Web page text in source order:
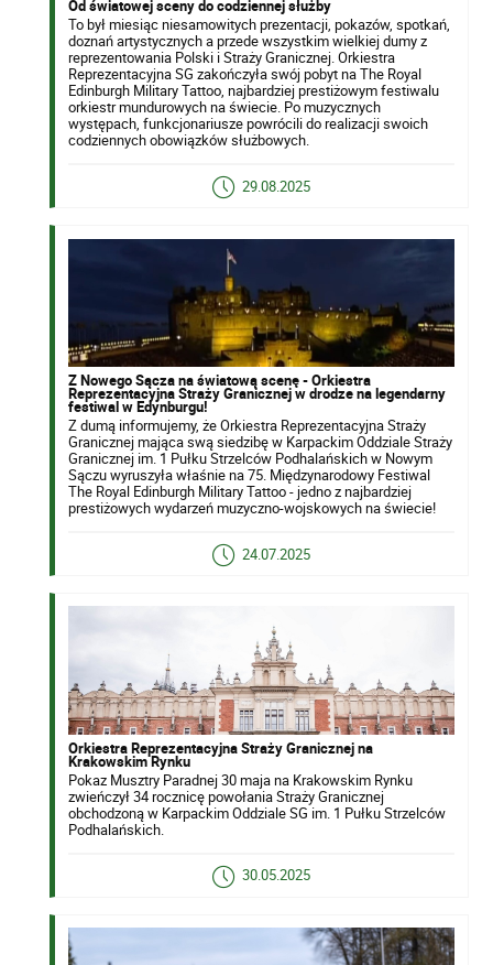
Od światowej sceny do codziennej służby
To był miesiąc niesamowitych prezentacji, pokazów, spotkań,
doznań artystycznych a przede wszystkim wielkiej dumy z
reprezentowania Polski i Straży Granicznej. Orkiestra
Reprezentacyjna SG zakończyła swój pobyt na The Royal
Edinburgh Military Tattoo, najbardziej prestiżowym festiwalu
orkiestr mundurowych na świecie. Po muzycznych
występach, funkcjonariusze powrócili do realizacji swoich
codziennych obowiązków służbowych.
29.08.2025
Z Nowego Sącza na światową scenę - Orkiestra
Reprezentacyjna Straży Granicznej w drodze na legendarny
festiwal w Edynburgu!
Z dumą informujemy, że Orkiestra Reprezentacyjna Straży
Granicznej mająca swą siedzibę w Karpackim Oddziale Straży
Granicznej im. 1 Pułku Strzelców Podhalańskich w Nowym
Sączu wyruszyła właśnie na 75. Międzynarodowy Festiwal
The Royal Edinburgh Military Tattoo - jedno z najbardziej
prestiżowych wydarzeń muzyczno-wojskowych na świecie!
24.07.2025
Orkiestra Reprezentacyjna Straży Granicznej na
Krakowskim Rynku
Pokaz Musztry Paradnej 30 maja na Krakowskim Rynku
zwieńczył 34 rocznicę powołania Straży Granicznej
obchodzoną w Karpackim Oddziale SG im. 1 Pułku Strzelców
Podhalańskich.
30.05.2025